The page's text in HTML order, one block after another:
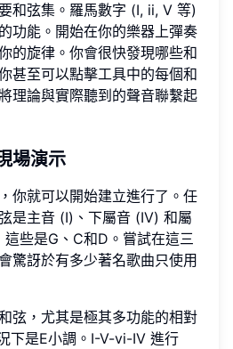
和弦集。羅馬數字 (I, ii, V 等)
功能。開始在你的樂器上彈奏
的旋律。你會很快發現哪些和
甚至可以點擊工具中的每個和
理論與實際聽到的聲音聯繫起
場演示
你就可以開始建立進行了。任
是主音 (I)、下屬音 (IV) 和屬
些是G、C和D。嘗試在這三
驚訝於有多少著名歌曲只使用
弦，尤其是極其多功能的相對
下是E小調。I-V-vi-IV 進行